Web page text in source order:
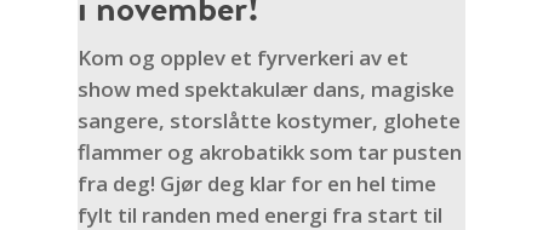
Kom og opplev et fyrverkeri av et
show med spektakulær dans, magiske
sangere, storslåtte kostymer, glohete
flammer og akrobatikk som tar pusten
fra deg! Gjør deg klar for en hel time
fylt til randen med energi fra start til